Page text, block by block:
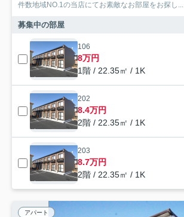
件数地域NO.1の当店にてお素敵なお部屋をお探し...
募集中の部屋
106
8万円
1階 / 22.35㎡ / 1K
202
8.4万円
2階 / 22.35㎡ / 1K
203
8.7万円
2階 / 22.35㎡ / 1K
アパート